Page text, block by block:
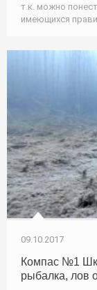
т.к. можно
имеющихся
09.10.2017
Компас №1
рыбалка, лов